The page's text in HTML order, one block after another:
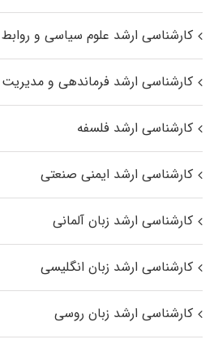
کارشناسی ارشد علوم سیاسی و روابط
کارشناسی ارشد فرماندهی و مدیریت
کارشناسی ارشد فلسفه
کارشناسی ارشد ایمنی صنعتی
کارشناسی ارشد زبان آلمانی
کارشناسی ارشد زبان انگلیسی
کارشناسی ارشد زبان روسی